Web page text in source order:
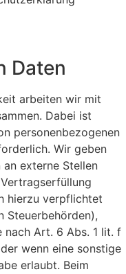
Daten
arbeiten wir mit
Dabei ist
personenbezogenen
Wir geben
externe Stellen
hierzu verpflichtet
Steuerbehörden),
nach Art. 6 Abs. 1 lit. f
wenn eine sonstige
erlaubt. Beim